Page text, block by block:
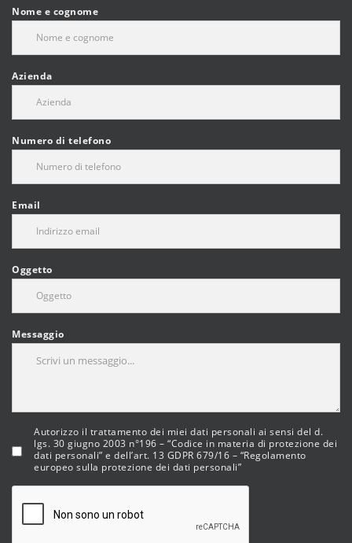
Nome e cognome
Azienda
Numero di telefono
Email
Oggetto
Messaggio
Autorizzo il trattamento dei miei dati personali ai sensi del d.
lgs. 30 giugno 2003 n°196 – “Codice in materia di protezione dei
dati personali” e dell’art. 13 GDPR 679/16 – “Regolamento
europeo sulla protezione dei dati personali”